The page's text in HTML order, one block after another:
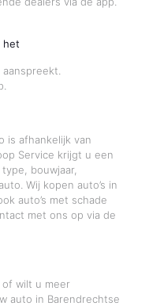
het
is afhankelijk van
Service krijgt u een
bouwjaar,
Wij kopen auto’s in
auto’s met schade
met ons op via de
wilt u meer
auto in Barendrechtse